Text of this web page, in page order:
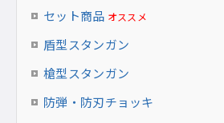
セット商品 オススメ
盾型スタンガン
槍型スタンガン
防弾・防刃チョッキ